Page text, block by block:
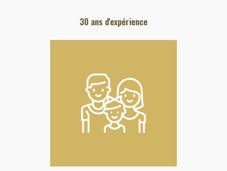
30 ans d'expérience